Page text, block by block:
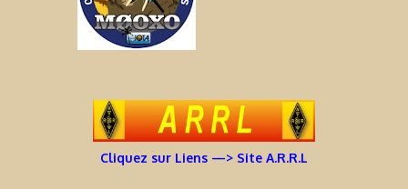
Cliquez sur Liens —> Site A.R.R.L